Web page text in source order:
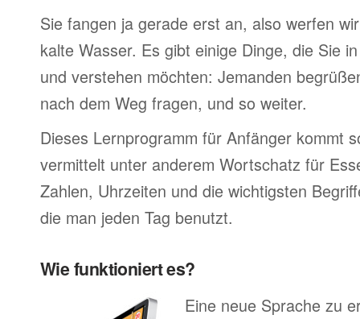
Sie fangen ja gerade erst an, also werfen
kalte Wasser. Es gibt einige Dinge, die Sie
und verstehen möchten: Jemanden
nach dem Weg fragen, und so weiter.
Dieses Lernprogramm für Anfänger kommt
vermittelt unter anderem Wortschatz für
Zahlen, Uhrzeiten und die wichtigsten
die man jeden Tag benutzt.
Wie funktioniert es?
Eine neue Sprache zu